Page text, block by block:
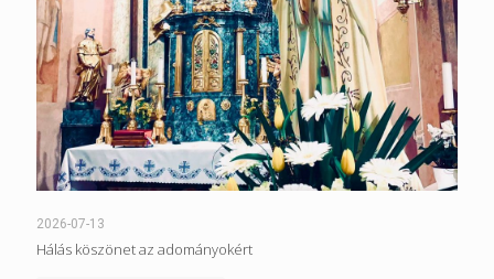
2026-07-13
Hálás köszönet az adományokért